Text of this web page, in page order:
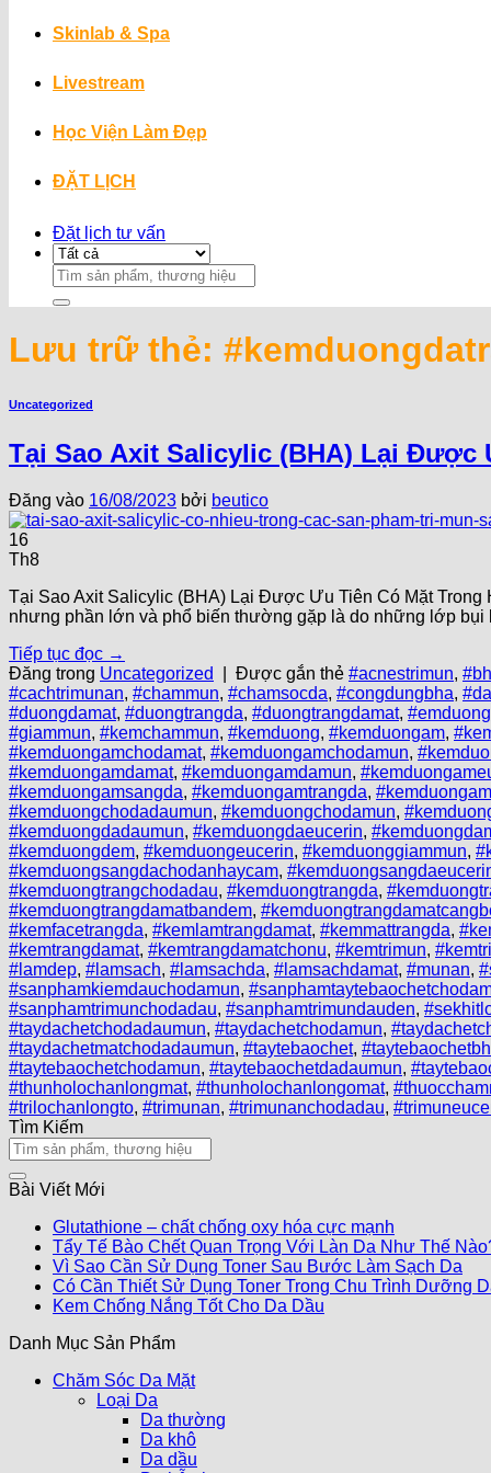
Skinlab & Spa
Livestream
Học Viện Làm Đẹp
ĐẶT LỊCH
Đặt lịch tư vấn
Search
for:
Lưu trữ thẻ:
Uncategorized
Tại Sao Axit Salicylic (BHA) Lại Được
Đăng vào 16/08/2023 bởi beutico
16
Th8
Tại Sao Axit Salicylic (BHA) Lại Được Ưu Tiên Có Mặt
nhưng phần lớn và phổ biến thường gặp là do những lớp
Tiếp tục đọc →
Đăng trong Uncategorized Được gắn thẻ #acnestrimun,
#cachtrimunan, #chammun, #chamsocda, #congdungbha,
#duongdamat, #duongtrangda, #duongtrangdamat,
#giammun, #kemchammun, #kemduong, #kemduongam,
#kemduongamchodamat, #kemduongamchodamun,
#kemduongamdamat, #kemduongamdamun,
#kemduongamsangda, #kemduongamtrangda,
#kemduongchodadaumun, #kemduongchodamun,
#kemduongdadaumun, #kemduongdaeucerin,
#kemduongdem, #kemduongeucerin, #kemduonggiammun,
#kemduongsangdachodanhaycam,
#kemduongtrangchodadau, #kemduongtrangda,
#kemduongtrangdamatbandem,
#kemfacetrangda, #kemlamtrangdamat, #kemmattrangda,
#kemtrangdamat, #kemtrangdamatchonu, #kemtrimun,
#lamdep, #lamsach, #lamsachda, #lamsachdamat, #munan,
#sanphamkiemdauchodamun,
#sanphamtrimunchodadau, #sanphamtrimundauden,
#taydachetchodadaumun, #taydachetchodamun,
#taydachetmatchodadaumun, #taytebaochet,
#taytebaochetchodamun, #taytebaochetdadaumun,
#thunholochanlongmat, #thunholochanlongomat,
#trilochanlongto, #trimunan, #trimunanchodadau,
Tìm Kiếm
Bài Viết Mới
Glutathione – chất chống oxy hóa cực mạnh
Tẩy Tế Bào Chết Quan Trọng Với Làn Da Như Thế
Vì Sao Cần Sử Dụng Toner Sau Bước Làm Sạch Da
Có Cần Thiết Sử Dụng Toner Trong Chu Trình Dưỡng
Kem Chống Nắng Tốt Cho Da Dầu
Danh Mục Sản Phẩm
Chăm Sóc Da Mặt
Loại Da
Da thường
Da khô
Da dầu